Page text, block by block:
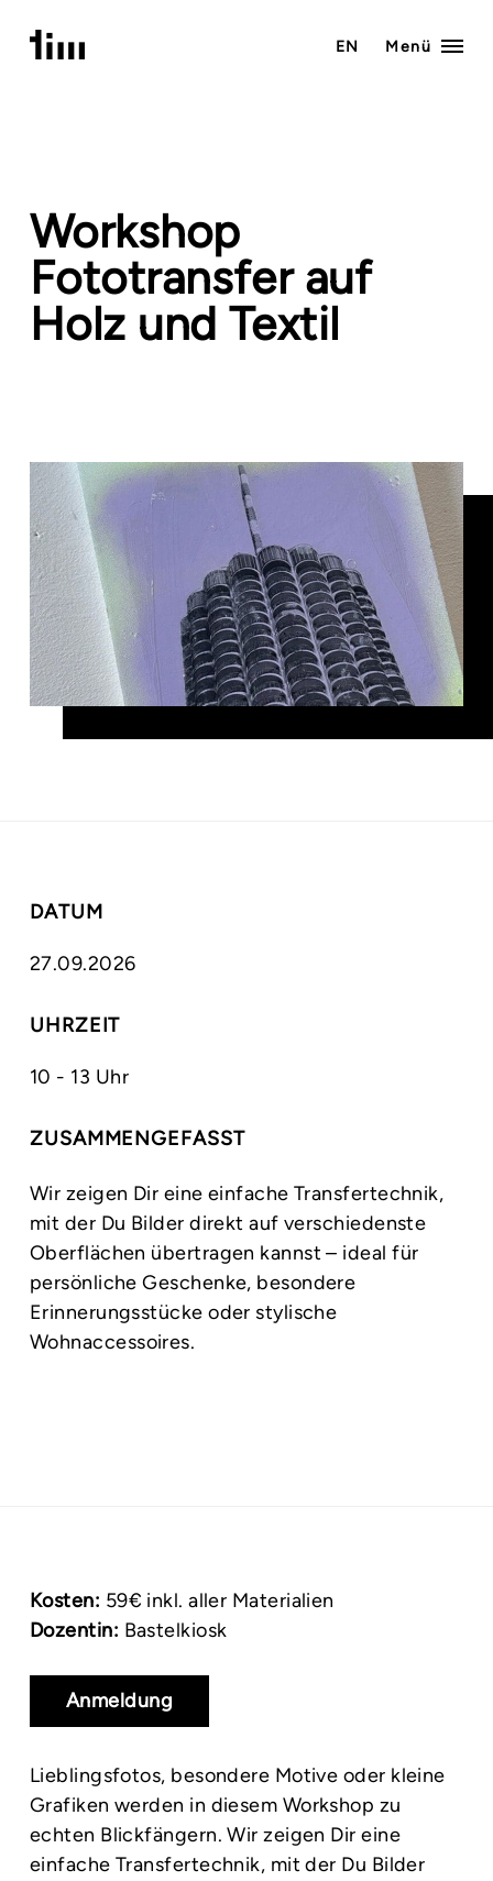
Inhalt
springen
EN Menü
Workshop
Fototransfer auf
Holz und Textil
DATUM
27.09.2026
UHRZEIT
10 - 13 Uhr
ZUSAMMENGEFASST
Wir zeigen Dir eine einfache Transfertechnik,
mit der Du Bilder direkt auf verschiedenste
Oberflächen übertragen kannst – ideal für
persönliche Geschenke, besondere
Erinnerungsstücke oder stylische
Wohnaccessoires.
Kosten: 59€ inkl. aller Materialien
Dozentin: Bastelkiosk
Anmeldung
Lieblingsfotos, besondere Motive oder kleine
Grafiken werden in diesem Workshop zu
echten Blickfängern. Wir zeigen Dir eine
einfache Transfertechnik, mit der Du Bilder